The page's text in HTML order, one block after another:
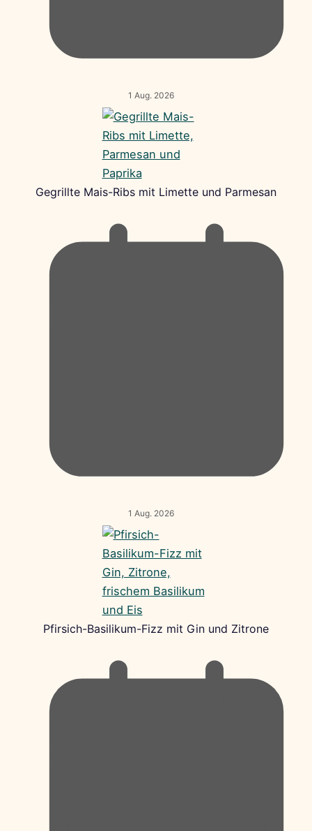
1 Aug. 2026
Gegrillte Mais-Ribs mit Limette und Parmesan
1 Aug. 2026
Pfirsich-Basilikum-Fizz mit Gin und Zitrone